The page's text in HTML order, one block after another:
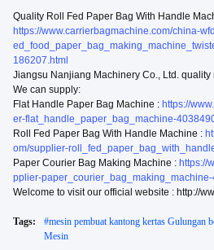
Quality Roll Fed Paper Bag With Handle
https://www.carrierbagmachine.com/china-
186207.html
Jiangsu Nanjiang Machinery Co., Ltd.
We can supply:
Flat Handle Paper Bag Machine : https://
er-flat_handle_paper_bag_machine-
Roll Fed Paper Bag With Handle Machine :
om/supplier-
Paper Courier Bag Making Machine : https://
pplier-paper_courier_bag_making_machine-
Welcome to visit our official website : http://
Tags: #mesin pembuat kantong kertas Gulungan
Mesin